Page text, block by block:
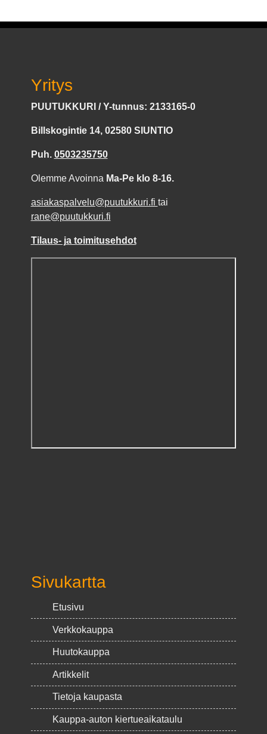
Yritys
PUUTUKKURI / Y-tunnus: 2133165-0
Billskogintie 14, 02580 SIUNTIO
Puh. 0503235750
Olemme Avoinna Ma-Pe klo 8-16.
asiakaspalvelu@puutukkuri.fi tai
rane@puutukkuri.fi
Tilaus- ja toimitusehdot
Sivukartta
Etusivu
Verkkokauppa
Huutokauppa
Artikkelit
Tietoja kaupasta
Kauppa-auton kiertueaikataulu